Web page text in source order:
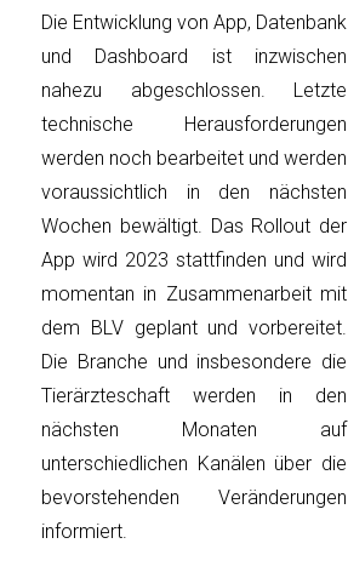
Die Entwicklung von App, Datenbank
und Dashboard ist inzwischen
nahezu abgeschlossen. Letzte
technische Herausforderungen
werden noch bearbeitet und werden
voraussichtlich in den nächsten
Wochen bewältigt. Das Rollout der
App wird 2023 stattfinden und wird
momentan in Zusammenarbeit mit
dem BLV geplant und vorbereitet.
Die Branche und insbesondere die
Tierärzteschaft werden in den
nächsten Monaten auf
unterschiedlichen Kanälen über die
bevorstehenden Veränderungen
informiert.